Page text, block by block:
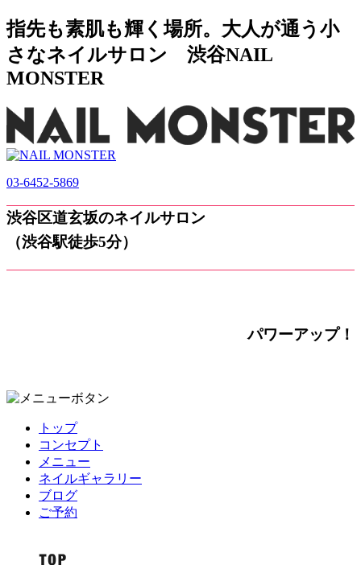
指先も素肌も輝く場所。大人が通う小
さなネイルサロン 渋谷NAIL
MONSTER
03-6452-5869
渋谷区道玄坂のネイルサロン
（渋谷駅徒歩5分）
パワーアップ！
トップ
コンセプト
メニュー
ネイルギャラリー
ブログ
ご予約